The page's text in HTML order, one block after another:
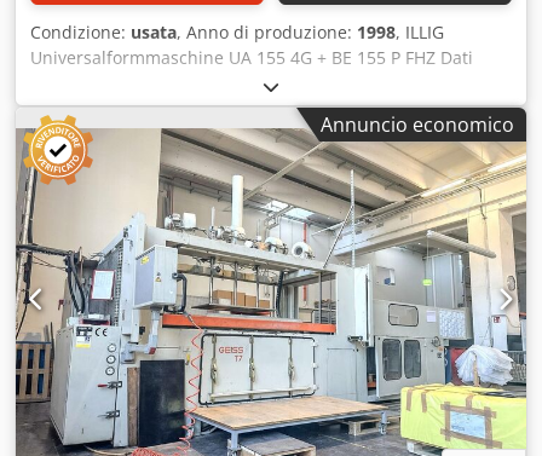
Condizione: usata, Anno di produzione: 1998, ILLIG
Universalformmaschine UA 155 4G + BE 155 P FHZ Dati
tecnici: - Dimensione massima materiale: 1500 x 1250 mm
- Area di formatura massima: 1460 x 1210 mm - Altezza
massima stampo: 600 mm - Spessore massimo materiale:
12 mm Stazione di formatura - Controllo Schleicher P03 -
Funzione di attrezzaggio e disattrezzaggio automatico -
Riscaldamento superiore a raggi infrarossi ceramici con
regolazione a 5 zone - Riscaldamento inferiore a raggi
infrarossi ceramici con regolazione a 3 zone -
Memorizzazione di programmi e impostazioni di
riscaldamento - Telaio di tensionamento con sistema di
sostituzione rapida - Telaio superiore parallelo, traverse
longitudinali per l’uso di telai di formato fisso - Telaio
inferiore con montaggio dal basso, bloccaggio centrale
tramite motore elettrico - Piano inferiore pneumatico con
regolazione percentuale della velocità rapida/lenta -
Annuncio economico